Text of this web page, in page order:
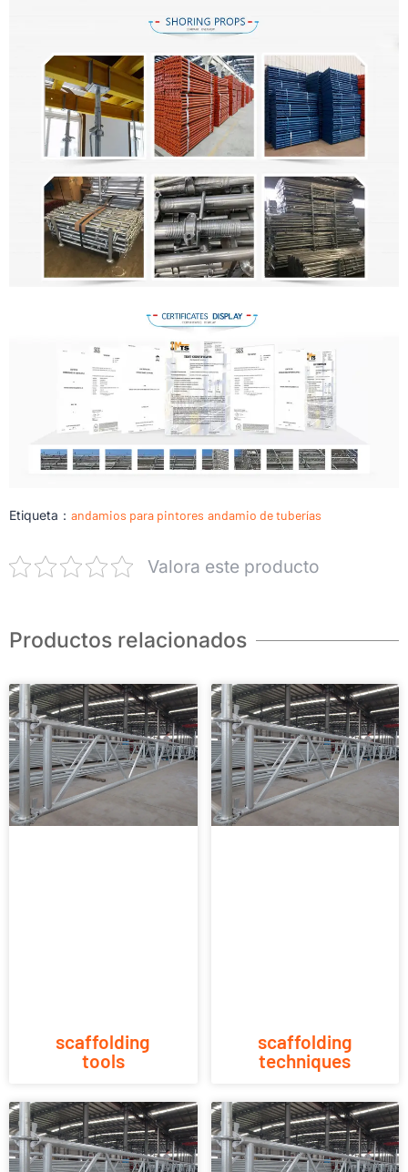
Etiqueta： andamios para pintores andamio de tuberías
Valora este producto
Productos relacionados
scaffolding
tools
scaffolding
techniques